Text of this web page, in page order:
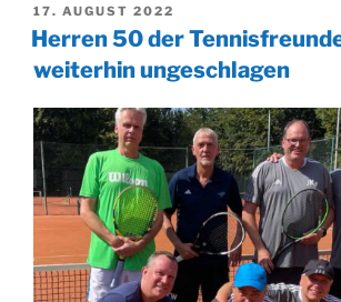
den
Bielsteiner
Männerchor“
VERÖFFENTLICHT
AM
17. AUGUST 2022
Herren 50 der
weiterhin ungeschlagen